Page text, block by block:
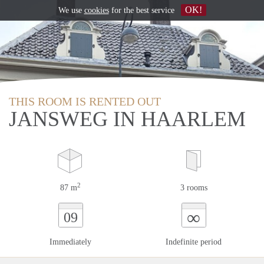
THIS ROOM IS RENTED OUT
JANSWEG IN HAARLEM
87 m2 3 rooms
09
Immediately
∞
Indefinite period
We use cookiesfor the best service OK!